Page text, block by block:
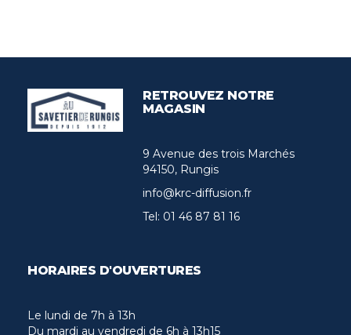
RETROUVEZ NOTRE
MAGASIN
9 Avenue des trois Marchés
94150, Rungis
info@krc-diffusion.fr
Tel: 01 46 87 81 16
HORAIRES D'OUVERTURES
Le lundi de 7h à 13h
Du mardi au vendredi de 6h à 13h15